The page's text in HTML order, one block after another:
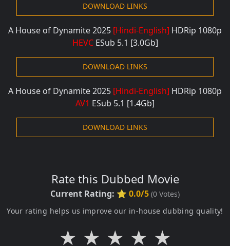
DOWNLOAD LINKS
A House of Dynamite 2025 [Hindi-English] HDRip 1080p
HEVCESub 5.1 [3.0Gb]
DOWNLOAD LINKS
A House of Dynamite 2025 [Hindi-English] HDRip 1080p
AV1 ESub 5.1 [1.4Gb]
DOWNLOAD LINKS
Rate this Dubbed Movie
Current Rating: ⭐ 0.0/5 (0 Votes)
Your rating helps us improve our in-house dubbing quality!
★ ★ ★ ★ ★